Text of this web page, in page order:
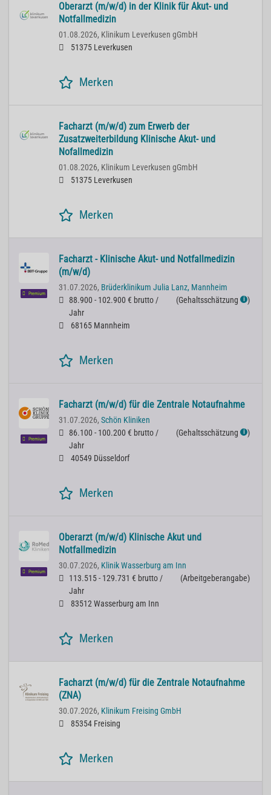
Oberarzt (m/w/d) in der Klinik für Akut- und
Notfallmedizin
01.08.2026, Klinikum Leverkusen gGmbH
51375 Leverkusen
Merken
Facharzt (m/w/d) zum Erwerb der
Zusatzweiterbildung Klinische Akut- und
Nofallmedizin
01.08.2026, Klinikum Leverkusen gGmbH
51375 Leverkusen
Merken
Premium
Facharzt - Klinische Akut- und Notfallmedizin
(m/w/d)
31.07.2026, Brüderklinikum Julia Lanz, Mannheim
88.900 - 102.900 € brutto /
Jahr
(Gehaltsschätzung ℹ )
68165 Mannheim
Merken
Premium
Facharzt (m/w/d) für die Zentrale Notaufnahme
31.07.2026, Schön Kliniken
86.100 - 100.200 € brutto /
Jahr
(Gehaltsschätzung ℹ )
40549 Düsseldorf
Merken
Premium
Oberarzt (m/w/d) Klinische Akut und
Notfallmedizin
30.07.2026, Klinik Wasserburg am Inn
113.515 - 129.731 € brutto /
Jahr
(Arbeitgeberangabe)
83512 Wasserburg am Inn
Merken
Facharzt (m/w/d) für die Zentrale Notaufnahme
(ZNA)
30.07.2026, Klinikum Freising GmbH
85354 Freising
Merken